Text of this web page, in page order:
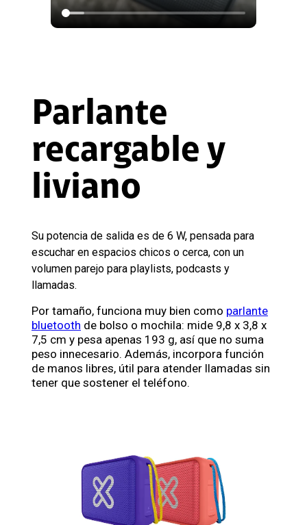
Parlante
recargable y
liviano
Su potencia de salida es de 6 W, pensada para
escuchar en espacios chicos o cerca, con un
volumen parejo para playlists, podcasts y
llamadas.
Por tamaño, funciona muy bien como parlante
bluetooth de bolso o mochila: mide 9,8 x 3,8 x
7,5 cm y pesa apenas 193 g, así que no suma
peso innecesario. Además, incorpora función
de manos libres, útil para atender llamadas sin
tener que sostener el teléfono.